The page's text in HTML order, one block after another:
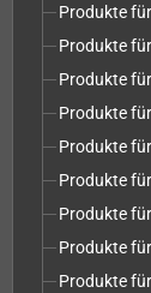
Produkte
Produkte
Produkte
Produkte
Produkte
Produkte
Produkte
Produkte
Produkte